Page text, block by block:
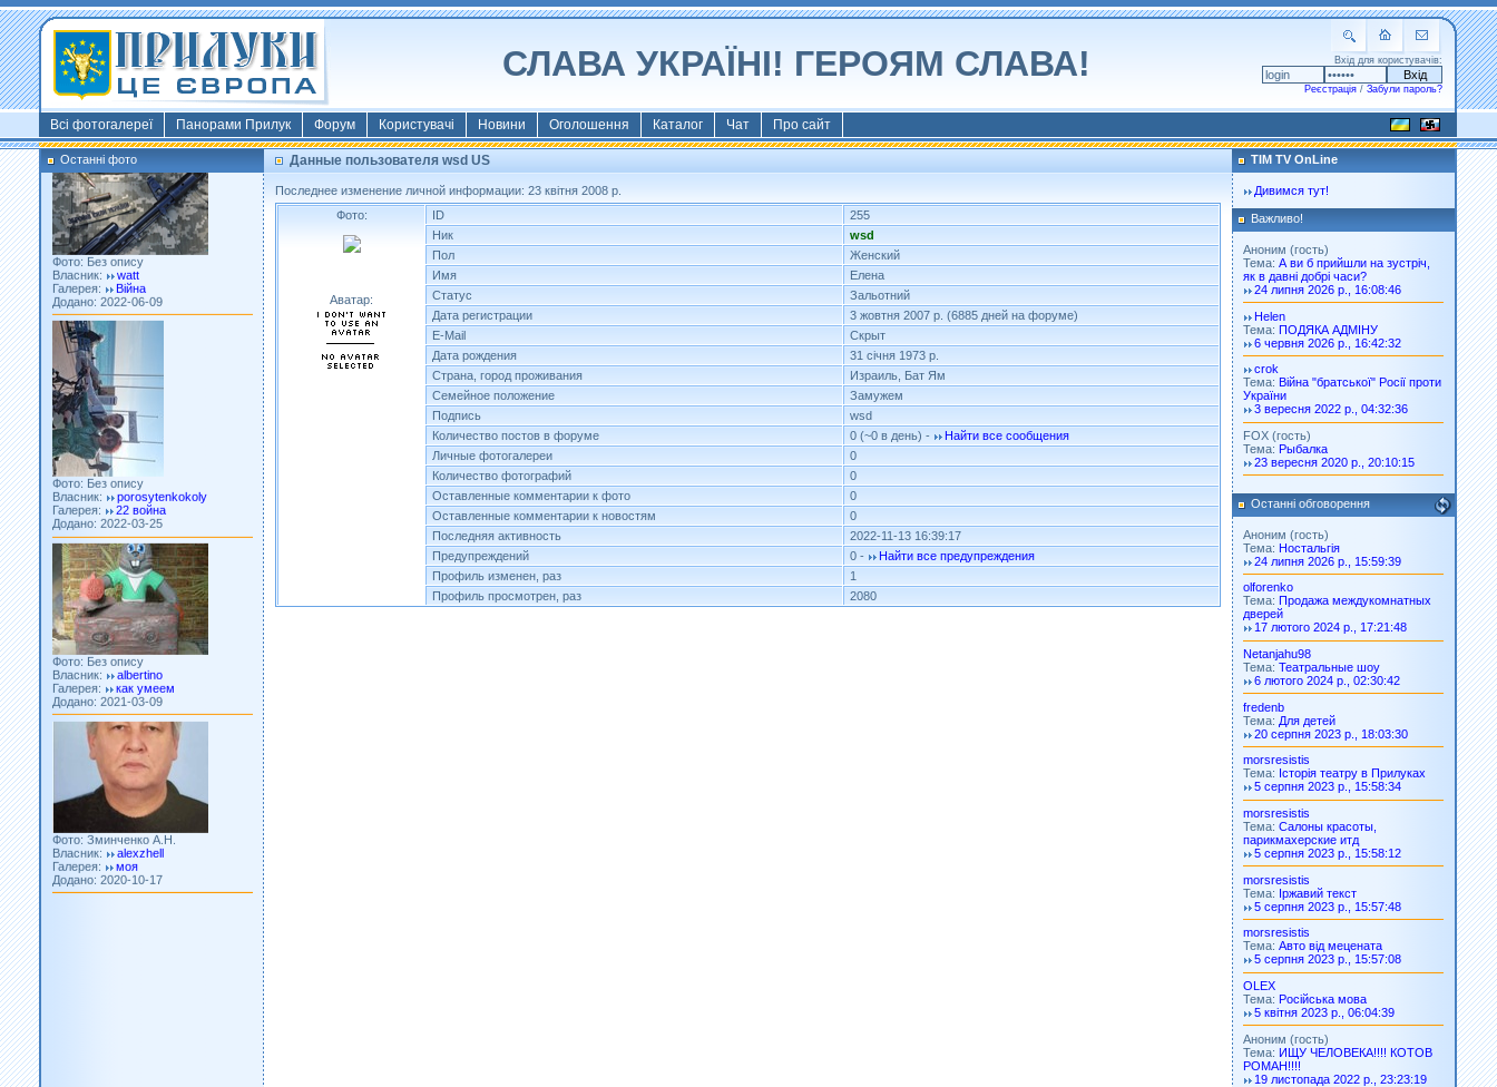
СЛАВА УКРАЇНІ! ГЕРОЯМ СЛАВА! Вхід для користувачів:
Реєстрація / Забули пароль?
Всі фотогалереї Панорами Прилук Форум Користувачі Новини Оголошення Каталог Чат Про сайт
Останні фото
Фото: Київ 2022
Власник:
morsresistis
Галерея:
Templates
Додано: 2022-11-13
Фото: Без опису
Власник:
watt
Галерея:
Війна
Додано: 2022-06-09
Фото: Без опису
Власник:
porosytenkokoly
Галерея:
22 война
Додано: 2022-03-25
Фото: Без опису
Власник:
albertino
Галерея:
как умеем
Додано: 2021-03-09
Фото: Зминченко А.Н.
Власник:
alexzhell
Галерея:
моя
Додано: 2020-10-17
Данные пользователя wsd US
Последнее изменение личной информации: 23 квітня 2008 р.
Фото:
Аватар:
ID
255
Ник
wsd
Пол
Женский
Имя
Елена
Статус
Зальотний
Дата регистрации
3 жовтня 2007 р. (6885 дней на форуме)
E-Mail
Скрыт
Дата рождения
31 січня 1973 р.
Страна, город проживания
Израиль, Бат Ям
Семейное положение
Замужем
Подпись
wsd
Количество постов в форуме
0 (~0 в день) -
Найти все сообщения
Личные фотогалереи
0
Количество фотографий
0
Оставленные комментарии к фото
0
Оставленные комментарии к новостям
0
Последняя активность
2022-11-13 16:39:17
Предупреждений
0 -
Найти все предупреждения
Профиль изменен, раз
1
Профиль просмотрен, раз
2080
TIM TV OnLine
Дивимся тут!
Важливо!
Аноним (гость)
Тема: А ви б прийшли на зустріч,
як в давні добрі часи?
24 липня 2026 р., 16:08:46
Helen
Тема: ПОДЯКА АДМІНУ
6 червня 2026 р., 16:42:32
crok
Тема: Війна "братської" Росії проти
України
3 вересня 2022 р., 04:32:36
FOX (гость)
Тема: Рыбалка
23 вересня 2020 р., 20:10:15
Останні обговорення
Аноним (гость)
Тема: Ностальгія
24 липня 2026 р., 15:59:39
olforenko
Тема: Продажа междукомнатных
дверей
17 лютого 2024 р., 17:21:48
Netanjahu98
Тема: Театральные шоу
6 лютого 2024 р., 02:30:42
fredenb
Тема: Для детей
20 серпня 2023 р., 18:03:30
morsresistis
Тема: Історія театру в Прилуках
5 серпня 2023 р., 15:58:34
morsresistis
Тема: Салоны красоты,
парикмахерские итд
5 серпня 2023 р., 15:58:12
morsresistis
Тема: Іржавий текст
5 серпня 2023 р., 15:57:48
morsresistis
Тема: Авто від мецената
5 серпня 2023 р., 15:57:08
OLEX
Тема: Російська мова
5 квітня 2023 р., 06:04:39
Аноним (гость)
Тема: ИЩУ ЧЕЛОВЕКА!!!! КОТОВ
РОМАН!!!!
19 листопада 2022 р., 23:23:19